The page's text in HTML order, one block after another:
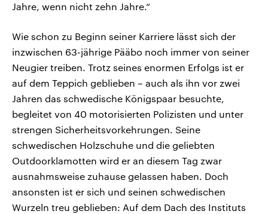
Jahre, wenn nicht zehn Jahre.“
Wie schon zu Beginn seiner Karriere lässt sich der
inzwischen 63-jährige Pääbo noch immer von seiner
Neugier treiben. Trotz seines enormen Erfolgs ist er
auf dem Teppich geblieben – auch als ihn vor zwei
Jahren das schwedische Königspaar besuchte,
begleitet von 40 motorisierten Polizisten und unter
strengen Sicherheitsvorkehrungen. Seine
schwedischen Holzschuhe und die geliebten
Outdoorklamotten wird er an diesem Tag zwar
ausnahmsweise zuhause gelassen haben. Doch
ansonsten ist er sich und seinen schwedischen
Wurzeln treu geblieben: Auf dem Dach des Instituts